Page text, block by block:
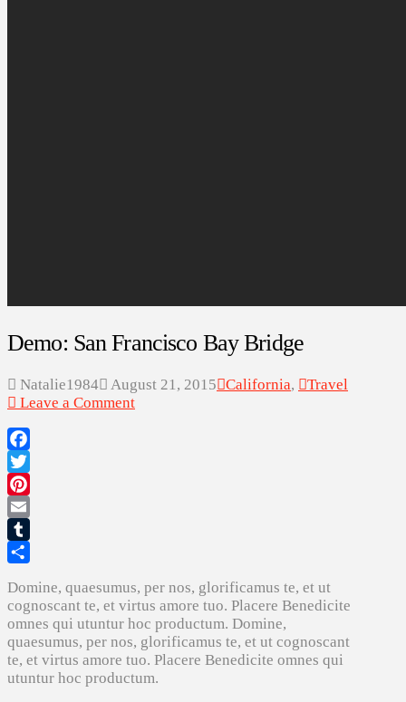
Demo: San Francisco Bay Bridge
Natalie1984 August 21, 2015 California,
Travel
Leave a Comment
Facebook
Twitter
Pinterest
Email
Tumblr
Domine, quaesumus, per nos, glorificamus te, et ut
cognoscant te, et virtus amore tuo. Placere Benedicite
omnes qui utuntur hoc productum. Domine,
quaesumus, per nos, glorificamus te, et ut cognoscant
te, et virtus amore tuo. Placere Benedicite omnes qui
utuntur hoc productum.